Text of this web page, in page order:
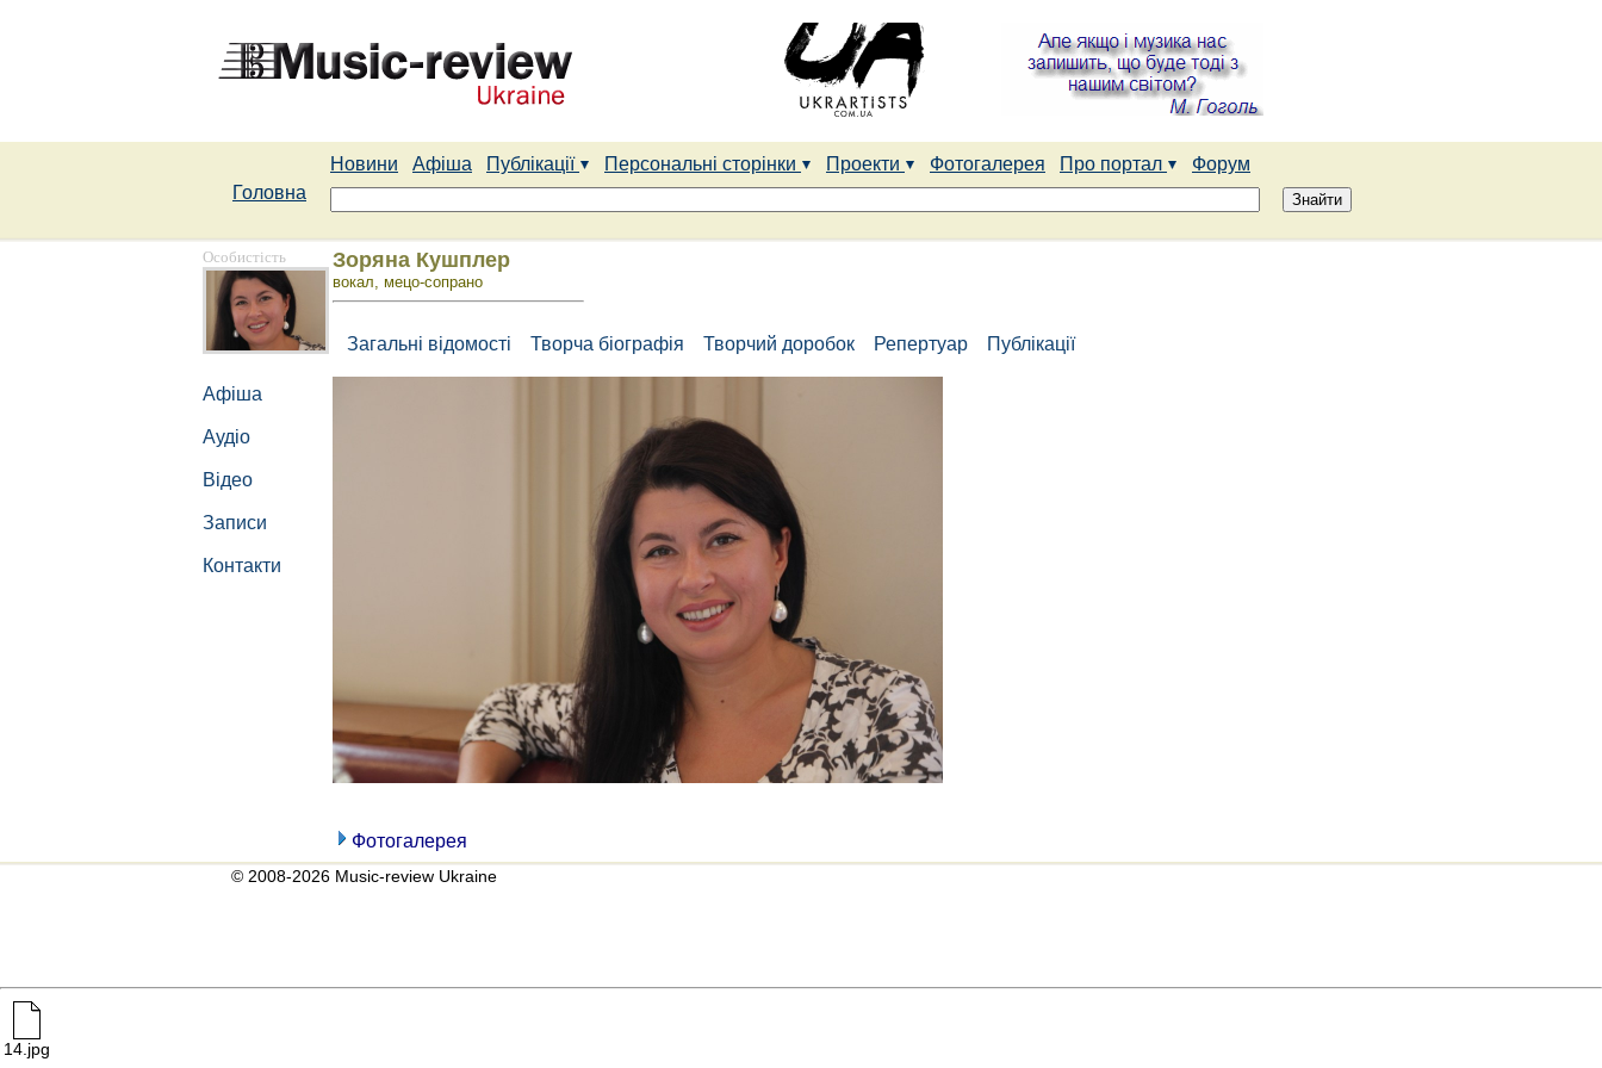
Новини Афіша Публікації Персональні сторінки Проекти Фотогалерея Про портал
Форум
Головна
Особистість
Афіша
Аудіо
Відео
Записи
Контакти
Зоряна Кушплер
вокал, мецо-сопрано
Загальні відомості Творча біографія Творчий доробок Репертуар Публікації
Фотогалерея
© 2008-2026 Music-review Ukraine
14.jpg